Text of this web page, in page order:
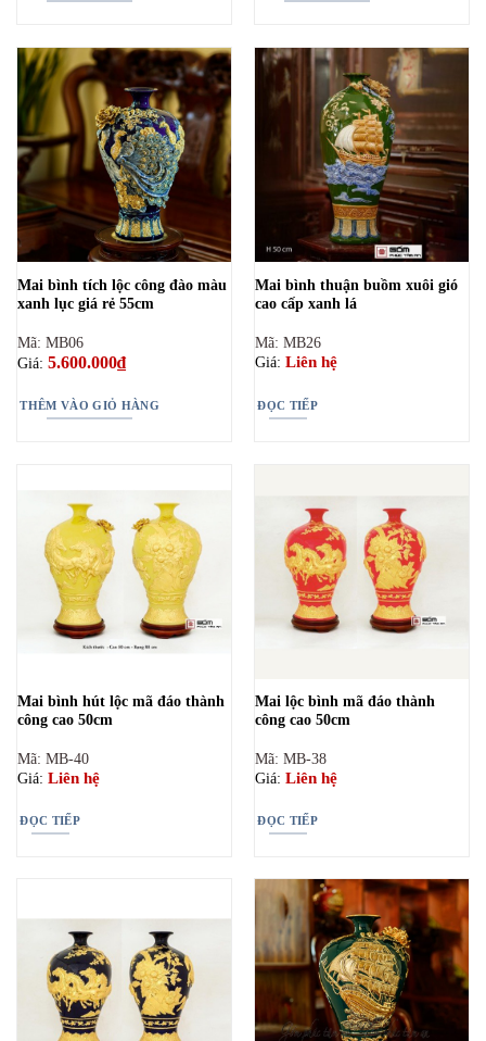
Mai bình tích lộc công đào màu
xanh lục giá rẻ 55cm
Mã: MB06
Giá: 5.600.000₫
THÊM VÀO GIỎ HÀNG
Mai bình thuận buồm xuôi gió
cao cấp xanh lá
Mã: MB26
Giá: Liên hệ
ĐỌC TIẾP
Mai bình hút lộc mã đáo thành
công cao 50cm
Mã: MB-40
Giá: Liên hệ
ĐỌC TIẾP
Mai lộc bình mã đáo thành
công cao 50cm
Mã: MB-38
Giá: Liên hệ
ĐỌC TIẾP